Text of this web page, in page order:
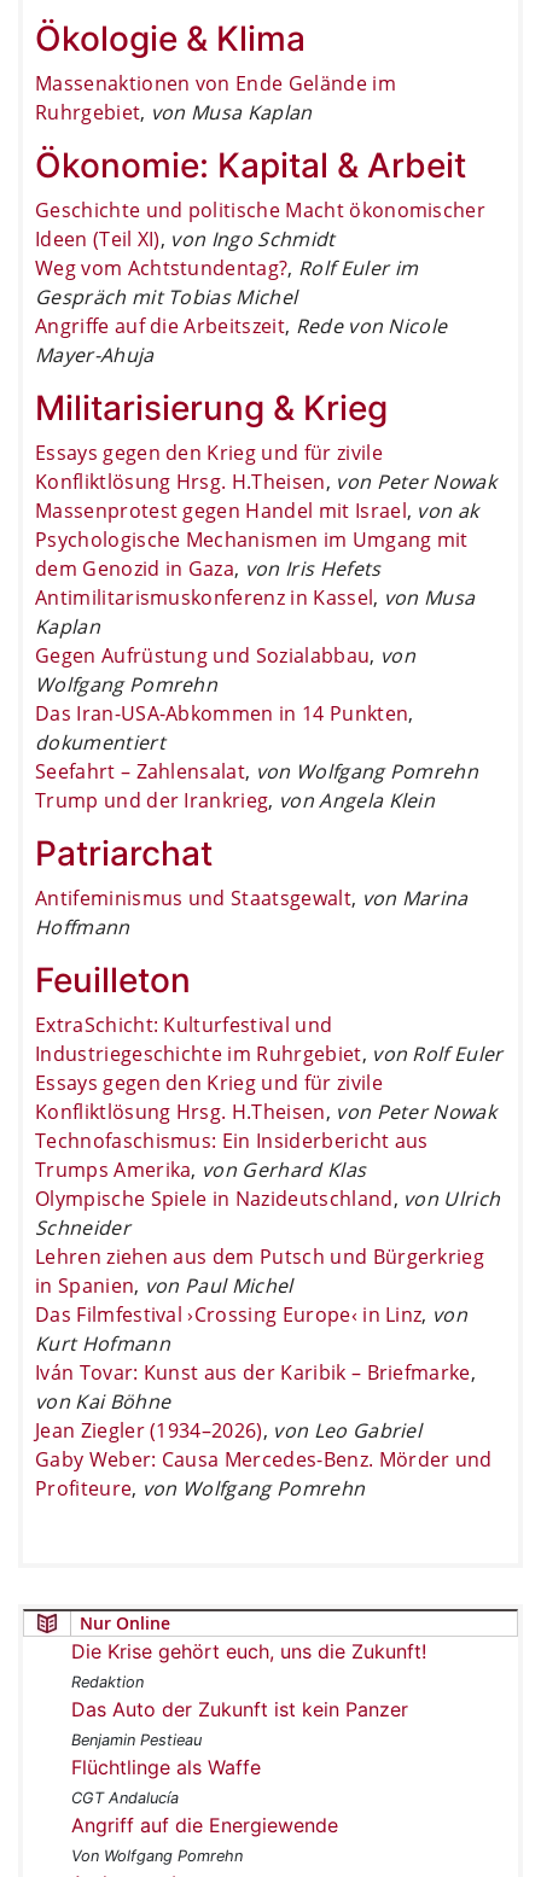
Ökologie & Klima
Massenaktionen von Ende Gelände im
Ruhrgebiet, von Musa Kaplan
Ökonomie: Kapital & Arbeit
Geschichte und politische Macht ökonomischer
Ideen (Teil XI), von Ingo Schmidt
Weg vom Achtstundentag?, Rolf Euler im
Gespräch mit Tobias Michel
Angriffe auf die Arbeitszeit, Rede von Nicole
Mayer-Ahuja
Militarisierung & Krieg
Essays gegen den Krieg und für zivile
Konfliktlösung Hrsg. H.Theisen, von Peter Nowak
Massenprotest gegen Handel mit Israel, von ak
Psychologische Mechanismen im Umgang mit
dem Genozid in Gaza, von Iris Hefets
Antimilitarismuskonferenz in Kassel, von Musa
Kaplan
Gegen Aufrüstung und Sozialabbau, von
Wolfgang Pomrehn
Das Iran-USA-Abkommen in 14 Punkten,
dokumentiert
Seefahrt – Zahlensalat, von Wolfgang Pomrehn
Trump und der Irankrieg, von Angela Klein
Patriarchat
Antifeminismus und Staatsgewalt, von Marina
Hoffmann
Feuilleton
ExtraSchicht: Kulturfestival und
Industriegeschichte im Ruhrgebiet, von Rolf Euler
Essays gegen den Krieg und für zivile
Konfliktlösung Hrsg. H.Theisen, von Peter Nowak
Technofaschismus: Ein Insiderbericht aus
Trumps Amerika, von Gerhard Klas
Olympische Spiele in Nazideutschland, von Ulrich
Schneider
Lehren ziehen aus dem Putsch und Bürgerkrieg
in Spanien, von Paul Michel
Das Filmfestival ›Crossing Europe‹ in Linz, von
Kurt Hofmann
Iván Tovar: Kunst aus der Karibik – Briefmarke,
von Kai Böhne
Jean Ziegler (1934–2026), von Leo Gabriel
Gaby Weber: Causa Mercedes-Benz. Mörder und
Profiteure, von Wolfgang Pomrehn
Nur Online
Die Krise gehört euch, uns die Zukunft!
Redaktion
Das Auto der Zukunft ist kein Panzer
Benjamin Pestieau
Flüchtlinge als Waffe
CGT Andalucía
Angriff auf die Energiewende
Von Wolfgang Pomrehn